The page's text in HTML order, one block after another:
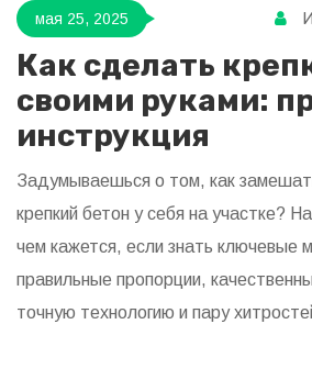
мая 25, 2025
Как сделать
своими руками:
инструкция
Задумываешься о том, как
крепкий бетон у себя на участке?
чем кажется, если знать ключевые
правильные пропорции,
точную технологию и пару